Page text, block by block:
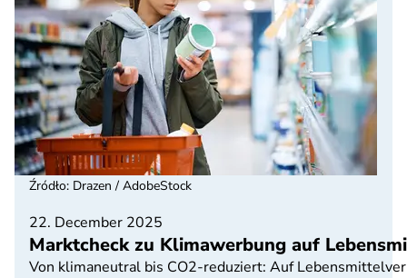
22. December 2025
Marktcheck zu Klimawerbung auf
Von klimaneutral bis CO2-reduziert: Auf
Źródło: Drazen / AdobeStock